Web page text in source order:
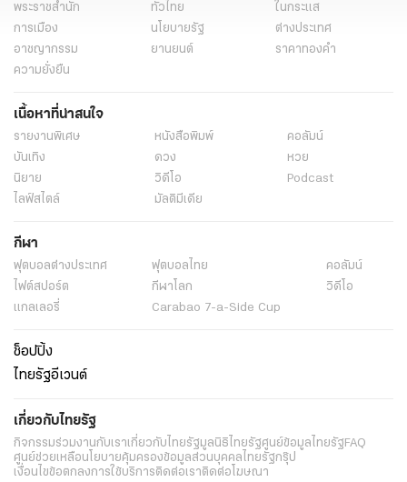
พระราชสำนัก ทั่วไทย
ในกระแส
การเมือง
นโยบายรัฐ
ต่างประเทศ
อาชญากรรม
ยานยนต์
ราคาทองคำ
ความยั่งยืน
เนื้อหาที่น่าสนใจ
รายงานพิเศษ หนังสือพิมพ์
คอลัมน์
บันเทิง
ดวง
หวย
นิยาย
วิดีโอ
Podcast
ไลฟ์สไตล์
มัลติมีเดีย
กีฬา
ฟุตบอลต่่างประเทศ ฟุตบอลไทย
คอลัมน์
ไฟต์สปอร์ต
กีฬาโลก
วิดีโอ
แกลเลอรี่
Carabao 7-a-Side Cup
ช็อปปิ้ง
ไทยรัฐอีเวนต์
เกี่ยวกับไทยรัฐ
กิจกรรมร่วมงานกับเราเกี่ยวกับไทยรัฐมูลนิธิไทยรัฐศูนย์ข้อมูลไทยรัฐFAQ
ศูนย์ช่วยเหลือนโยบายคุ้มครองข้อมูลส่วนบุคคลไทยรัฐกรุ๊ป
เงื่อนไขข้อตกลงการใช้บริการติดต่อเราติดต่อโฆษณา